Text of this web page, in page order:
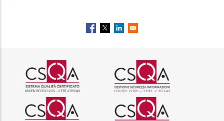
Logo certificazione ISO 9001
Logo
Logo certificazione ISO 37001
Logo